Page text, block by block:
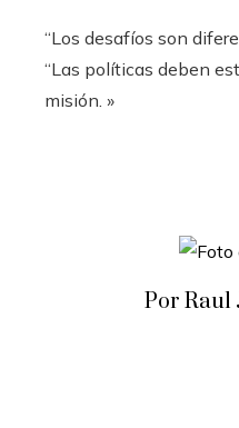
“Los desafíos son
“Las políticas deben
misión. »
Por Raul